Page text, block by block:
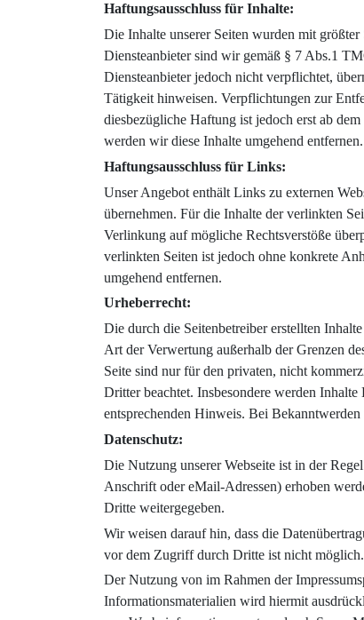
Haftungsausschluss für Inhalte:
Die Inhalte unserer Seiten wurden mit
Diensteanbieter sind wir gemäß § 7 Abs.1
Diensteanbieter jedoch nicht verpflichtet,
Tätigkeit hinweisen. Verpflichtungen zur
diesbezügliche Haftung ist jedoch erst ab
werden wir diese Inhalte umgehend entfernen.
Haftungsausschluss für Links:
Unser Angebot enthält Links zu externen
übernehmen. Für die Inhalte der verlinkten
Verlinkung auf mögliche Rechtsverstöße
verlinkten Seiten ist jedoch ohne konkrete
umgehend entfernen.
Urheberrecht:
Die durch die Seitenbetreiber erstellten
Art der Verwertung außerhalb der Grenzen
Seite sind nur für den privaten, nicht
Dritter beachtet. Insbesondere werden
entsprechenden Hinweis. Bei
Datenschutz:
Die Nutzung unserer Webseite ist in der
Anschrift oder eMail-Adressen) erhoben
Dritte weitergegeben.
Wir weisen darauf hin, dass die
vor dem Zugriff durch Dritte ist nicht möglich.
Der Nutzung von im Rahmen der
Informationsmaterialien wird hiermit